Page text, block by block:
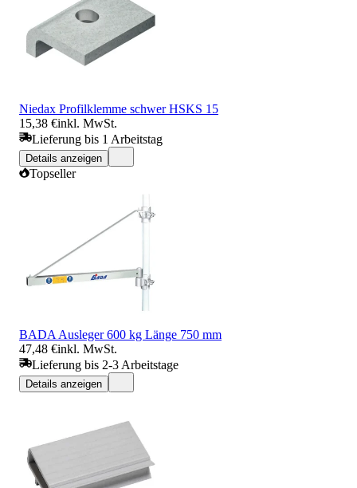
Niedax Profilklemme schwer HSKS 15
15,38 €inkl. MwSt.
Lieferung bis 1 Arbeitstag
Details anzeigen
Topseller
BADA Ausleger 600 kg Länge 750 mm
47,48 €inkl. MwSt.
Lieferung bis 2-3 Arbeitstage
Details anzeigen